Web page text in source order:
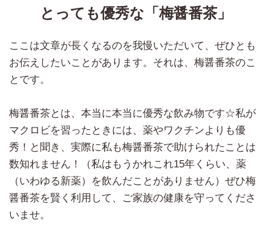
とっても優秀な「梅醤番茶」
ここは文章が長くなるのを我慢いただいて、ぜひとも
お伝えしたいことがあります。それは、梅醤番茶のこ
とです。
梅醤番茶とは、本当に本当に優秀な飲み物です☆私が
マクロビを習ったときには、薬やワクチンよりも優
秀！と聞き、実際に私も梅醤番茶で助けられたことは
数知れません！（私はもうかれこれ15年くらい、薬
（いわゆる新薬）を飲んだことがありません）ぜひ梅
醤番茶を賢く利用して、ご家族の健康を守ってくださ
いませ。